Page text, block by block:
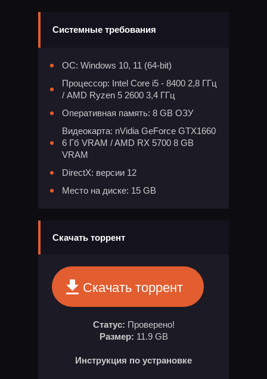
Системные требования
ОС: Windows 10, 11 (64-bit)
Процессор: Intel Core i5 - 8400 2,8 ГГц
/ AMD Ryzen 5 2600 3,4 ГГц
Оперативная память: 8 GB ОЗУ
Видеокарта: nVidia GeForce GTX1660
6 Гб VRAM / AMD RX 5700 8 GB
VRAM
DirectX: версии 12
Место на диске: 15 GB
Скачать торрент
Скачать торрент
Статус: Проверено!
Размер: 11.9 GB
Инструкция по устрановке